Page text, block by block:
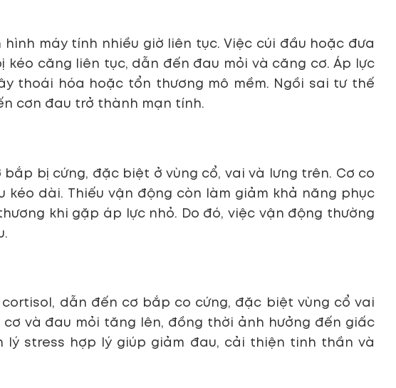
máy tính nhiều giờ liên tục. Việc cúi đầu hoặc đưa
căng liên tục, dẫn đến đau mỏi và căng cơ. Áp lực
thoái hóa hoặc tổn thương mô mềm. Ngồi sai tư thế
cơn đau trở thành mạn tính.
bị cứng, đặc biệt ở vùng cổ, vai và lưng trên. Cơ co
dài. Thiếu vận động còn làm giảm khả năng phục
khi gặp áp lực nhỏ. Do đó, việc vận động thường
dẫn đến cơ bắp co cứng, đặc biệt vùng cổ vai
và đau mỏi tăng lên, đồng thời ảnh hưởng đến giấc
lý stress hợp lý giúp giảm đau, cải thiện tinh thần và